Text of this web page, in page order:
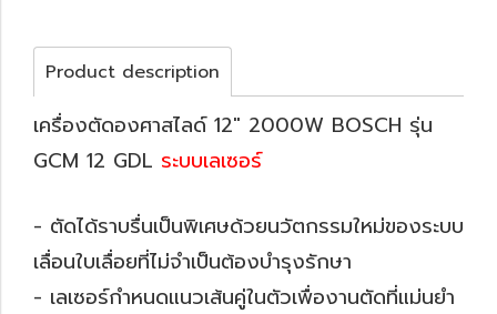
Product description
เครื่องตัดองศาสไลด์ 12" 2000W BOSCH รุ่น
GCM 12 GDL ระบบเลเซอร์
- ตัดได้ราบรื่นเป็นพิเศษด้วยนวัตกรรมใหม่ของระบบ
เลื่อนใบเลื่อยที่ไม่จำเป็นต้องบำรุงรักษา
- เลเซอร์กำหนดแนวเส้นคู่ในตัวเพื่องานตัดที่แม่นยำ